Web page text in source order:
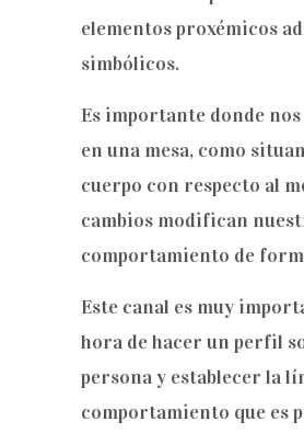
elementos proxémicos
simbólicos.
Es importante donde
en una mesa, como
cuerpo con respecto al
cambios modifican
comportamiento de
Este canal es muy
hora de hacer un perfil
persona y establecer la
comportamiento que es